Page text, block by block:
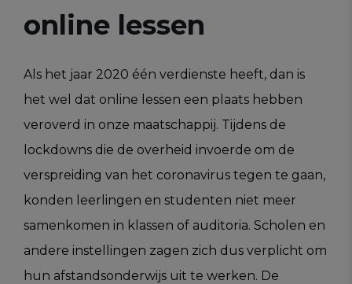
online lessen
Als het jaar 2020 één verdienste heeft, dan is
het wel dat online lessen een plaats hebben
veroverd in onze maatschappij. Tijdens de
lockdowns die de overheid invoerde om de
verspreiding van het coronavirus tegen te gaan,
konden leerlingen en studenten niet meer
samenkomen in klassen of auditoria. Scholen en
andere instellingen zagen zich dus verplicht om
hun afstandsonderwijs uit te werken. De